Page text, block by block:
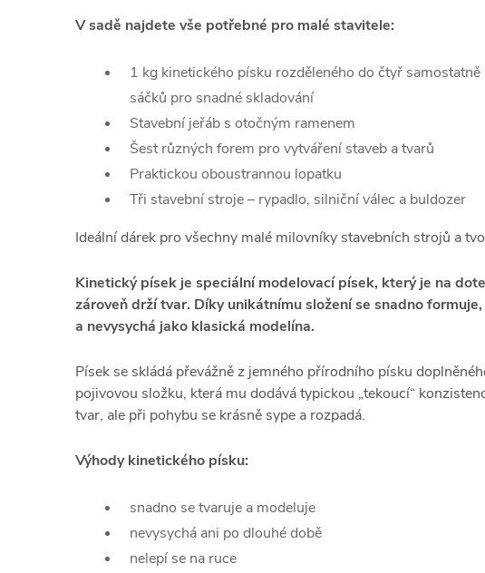
V sadě najdete vše potřebné pro malé stavitele:
1 kg kinetického písku rozděleného do čtyř
sáčků pro snadné skladování
Stavební jeřáb s otočným ramenem
Šest různých forem pro vytváření staveb a tvarů
Praktickou oboustrannou lopatku
Tři stavební stroje – rypadlo, silniční válec a buldozer
Ideální dárek pro všechny malé milovníky stavebních strojů a
Kinetický písek je speciální modelovací písek, který je na
zároveň drží tvar. Díky unikátnímu složení se snadno
a nevysychá jako klasická modelína.
Písek se skládá převážně z jemného přírodního písku
pojivovou složku, která mu dodává typickou „tekoucí“
tvar, ale při pohybu se krásně sype a rozpadá.
Výhody kinetického písku:
snadno se tvaruje a modeluje
nevysychá ani po dlouhé době
nelepí se na ruce